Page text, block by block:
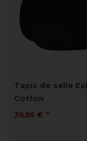
Tapis de selle
Cotton
39,95 € *